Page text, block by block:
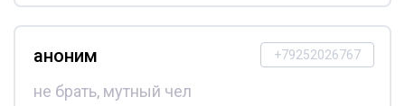
+79252026767
аноним
не брать, мутный чел